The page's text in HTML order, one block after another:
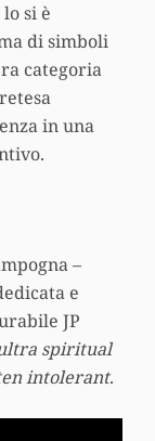
si è
di simboli
categoria
in una
–
e
JP
spiritual
intolerant.